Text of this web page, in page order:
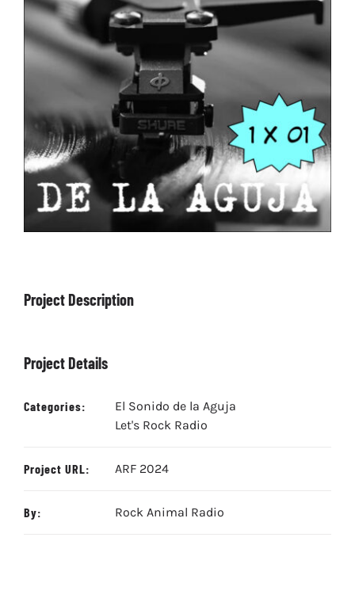
ARTÍCULOS
QUÉ HACEMOS
MECENAZGO
CONTACTO
BIO
Project Description
Project Details
Categories:
El Sonido de la Aguja
Let's Rock Radio
Project URL: ARF 2024
By: Rock Animal Radio